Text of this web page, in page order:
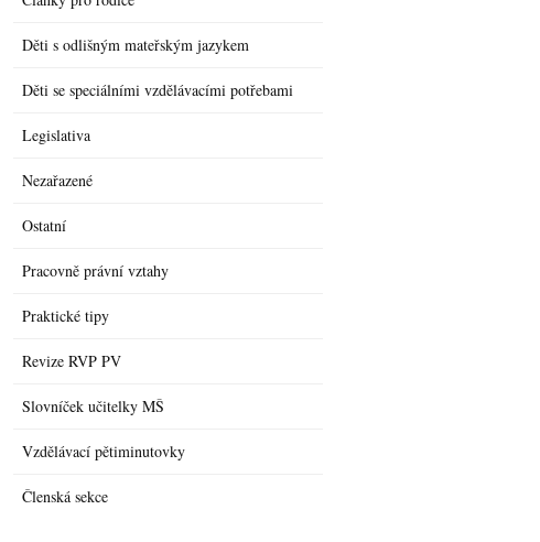
Děti s odlišným mateřským jazykem
Děti se speciálními vzdělávacími potřebami
Legislativa
Nezařazené
Ostatní
Pracovně právní vztahy
Praktické tipy
Revize RVP PV
Slovníček učitelky MŠ
Vzdělávací pětiminutovky
Členská sekce